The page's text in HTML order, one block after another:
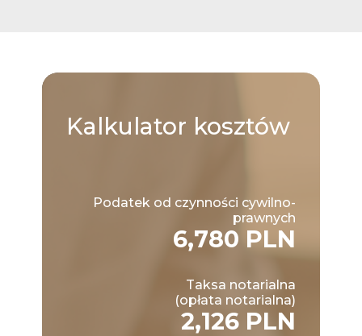
Kalkulator kosztów
Podatek od czynności cywilno-
prawnych
6,780 PLN
Taksa notarialna
(opłata notarialna)
2,126 PLN